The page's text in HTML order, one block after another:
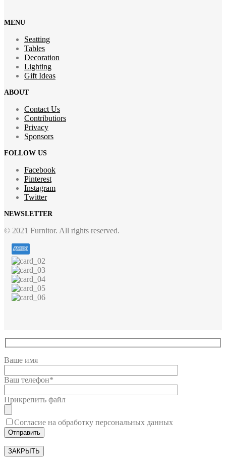
MENU
Seatting
Tables
Decoration
Lighting
Gift Ideas
ABOUT
Contact Us
Contributiors
Privacy
Sponsors
FOLLOW US
Facebook
Pinterest
Instagram
Twitter
NEWSLETTER
© 2021 Furnitor. All rights reserved.
Ваше имя
Ваш телефон*
Прикрепить файл
Согласие на обработку персональных данных
ЗАКРЫТЬ